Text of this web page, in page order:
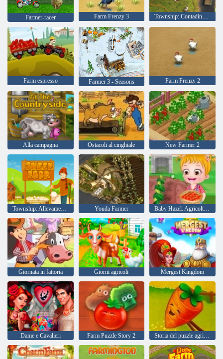
Farmer-racer Farm Frenzy 3 Township: Contadino 2 - Salva il villaggio
Farm espresso Farmer 3 - Seasons Farm Frenzy 2
Alla campagna Ostacoli al cinghiale New Farmer 2
Youda Farmer
Giornata in fattoria Giorni agricoli Mergest Kingdom
Dame e Cavalieri Farm Puzzle Story 2